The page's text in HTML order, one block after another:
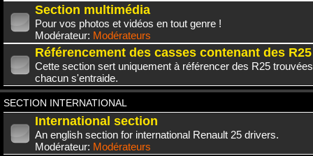
Section multimédia
Pour vos photos et vidéos en tout genre !
Modérateur: Modérateurs
Référencement des casses contenant des R25
Cette section sert uniquement à référencer des R25
chacun s'entraide.
SECTION INTERNATIONAL
International section
An english section for international Renault 25 drivers.
Modérateur: Modérateurs